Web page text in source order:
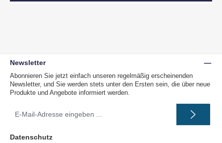
Newsletter
Abonnieren Sie jetzt einfach unseren regelmäßig erscheinenden
Newsletter, und Sie werden stets unter den Ersten sein, die über neue
Produkte und Angebote informiert werden.
Mail-
Datenschutz